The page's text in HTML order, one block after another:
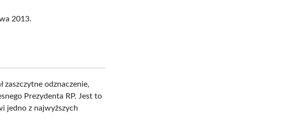
2013.
zaszczytne odznaczenie,
Prezydenta RP. Jest to
jedno z najwyższych